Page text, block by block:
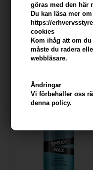
göras med den här
Du kan läsa mer
https://
cookies
Kom ihåg att om
måste du radera
webbläsare.
Ändringar
Vi förbehåller oss
denna policy.
ONE Dust Volume Booster
33ml x 3
389,00 SEK